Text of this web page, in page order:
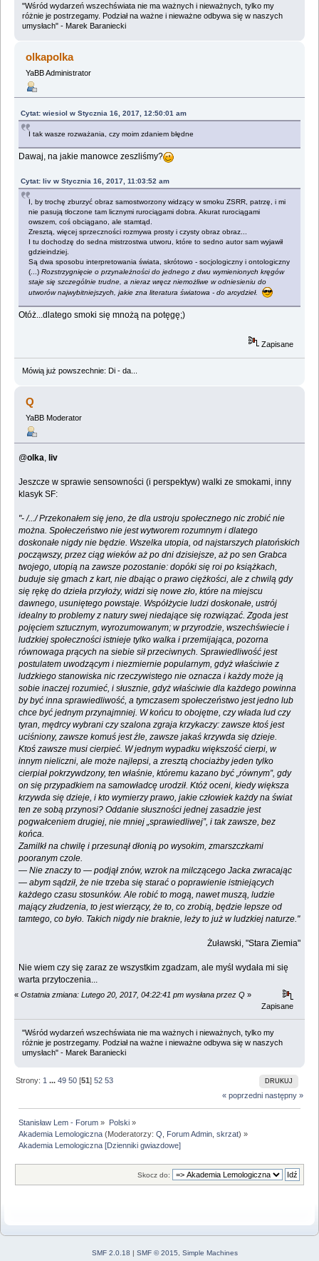
"Wśród wydarzeń wszechświata nie ma ważnych i nieważnych, tylko my
różnie je postrzegamy. Podział na ważne i nieważne odbywa się w naszych
umysłach" - Marek Baraniecki
olkapolka
YaBB Administrator
Cytat: wiesiol w Stycznia 16, 2017, 12:50:01 am
I tak wasze rozważania, czy moim zdaniem błędne
Dawaj, na jakie manowce zeszliśmy?
Cytat: liv w Stycznia 16, 2017, 11:03:52 am
I, by trochę zburzyć obraz samostworzony widzący w smoku ZSRR, patrzę, i mi
nie pasują tłoczone tam licznymi rurociągami dobra. Akurat rurociągami
owszem, coś obciągano, ale stamtąd.
Zresztą, więcej sprzeczności rozmywa prosty i czysty obraz obraz...
I tu dochodzę do sedna mistrzostwa utworu, które to sedno autor sam wyjawił
gdzieindziej.
Są dwa sposobu interpretowania świata, skrótowo - socjologiczny i ontologiczny
(...)Rozstrzygnięcie o przynależności do jednego z dwu wymienionych kręgów
staje się szczególnie trudne, a nieraz wręcz niemożliwe w odniesieniu do
utworów najwybitniejszych, jakie zna literatura światowa - do arcydzieł.
Otóż...dlatego smoki się mnożą na potęgę;)
Zapisane
Mówią już powszechnie: Di - da...
Q
YaBB Moderator
@olka, liv
Jeszcze w sprawie sensowności (i perspektyw) walki ze smokami, inny
klasyk SF:
"- /.../ Przekonałem się jeno, że dla ustroju społecznego nic zrobić nie
można. Społeczeństwo nie jest wytworem rozumnym i dlatego
doskonałe nigdy nie będzie. Wszelka utopia, od najstarszych platońskich
począwszy, przez ciąg wieków aż po dni dzisiejsze, aż po sen Grabca
twojego, utopią na zawsze pozostanie: dopóki się roi po książkach,
buduje się gmach z kart, nie dbając o prawo ciężkości, ale z chwilą gdy
się rękę do dzieła przyłoży, widzi się nowe zło, które na miejscu
dawnego, usuniętego powstaje. Współżycie ludzi doskonałe, ustrój
idealny to problemy z natury swej niedające się rozwiązać. Zgoda jest
pojęciem sztucznym, wyrozumowanym; w przyrodzie, wszechświecie i
ludzkiej społeczności istnieje tylko walka i przemijająca, pozorna
równowaga prących na siebie sił przeciwnych. Sprawiedliwość jest
postulatem uwodzącym i niezmiernie popularnym, gdyż właściwie z
ludzkiego stanowiska nic rzeczywistego nie oznacza i każdy może ją
sobie inaczej rozumieć, i słusznie, gdyż właściwie dla każdego powinna
by być inna sprawiedliwość, a tymczasem społeczeństwo jest jedno lub
chce być jednym przynajmniej. W końcu to obojętne, czy włada lud czy
tyran, mędrcy wybrani czy szalona zgraja krzykaczy: zawsze ktoś jest
uciśniony, zawsze komuś jest źle, zawsze jakaś krzywda się dzieje.
Ktoś zawsze musi cierpieć. W jednym wypadku większość cierpi, w
innym nieliczni, ale może najlepsi, a zresztą chociażby jeden tylko
cierpiał pokrzywdzony, ten właśnie, któremu kazano być „równym”, gdy
on się przypadkiem na samowładcę urodził. Któż oceni, kiedy większa
krzywda się dzieje, i kto wymierzy prawo, jakie człowiek każdy na świat
ten ze sobą przynosi? Oddanie słuszności jednej zasadzie jest
pogwałceniem drugiej, nie mniej „sprawiedliwej”, i tak zawsze, bez
końca.
Zamilkł na chwilę i przesunął dłonią po wysokim, zmarszczkami
pooranym czole.
— Nie znaczy to — podjął znów, wzrok na milczącego Jacka zwracając
— abym sądził, że nie trzeba się starać o poprawienie istniejących
każdego czasu stosunków. Ale robić to mogą, nawet muszą, ludzie
mający złudzenia, to jest wierzący, że to, co zrobią, będzie lepsze od
tamtego, co było. Takich nigdy nie braknie, leży to już w ludzkiej naturze."
Żuławski, "Stara Ziemia"
Nie wiem czy się zaraz ze wszystkim zgadzam, ale myśl wydała mi się
warta przytoczenia...
« Ostatnia zmiana: Lutego 20, 2017, 04:22:41 pm wysłana przez Q »
Zapisane
"Wśród wydarzeń wszechświata nie ma ważnych i nieważnych, tylko my
różnie je postrzegamy. Podział na ważne i nieważne odbywa się w naszych
umysłach" - Marek Baraniecki
DRUKUJ
Strony: 1 ...49 50 [51]52 53
« poprzedni następny »
Stanisław Lem - Forum » Polski»
Akademia Lemologiczna (Moderatorzy:Q Forum Admin ,skrzat) »
Akademia Lemologiczna [Dzienniki gwiazdowe]
Skocz do:
SMF 2.0.18 | SMF © 2015
Simple Machines